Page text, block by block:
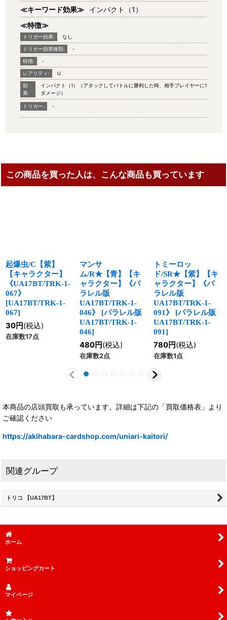
≪キーワード効果≫
インパクト（1）
≪特徴≫
トリガー効果: なし
トリガー効果種類: -
特徴: -
レアリティ: U
効
果:
インパクト（1）（アタックしてバトルに勝利した時、相手プレイヤーに1
ダメージ）
トリガー: -
この商品を買った人は、こんな商品も買っています
起爆虫/C【紫】
【キャラクター】
《UA17BT/TRK-1-
067》
[UA17BT/TRK-1-
067]
30円(税込)
在庫数17点
マンサ
ム/R★【青】【キ
ャラクター】《パ
ラレル版
UA17BT/TRK-1-
046》
[パラレル版
UA17BT/TRK-1-
046]
480円(税込)
在庫数2点
トミーロッ
ド/SR★【紫】【キ
ャラクター】《パ
ラレル版
UA17BT/TRK-1-
091》
[パラレル版
UA17BT/TRK-1-
091]
780円(税込)
在庫数1点
本商品の店頭買取も承っています。詳細は下記の「買取価格表」より
ご確認ください
https://akihabara-cardshop.com/uniari-kaitori/
関連グループ
トリコ 【UA17BT】
ホーム
ショッピングカート
マイページ